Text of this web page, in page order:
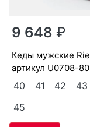
9 648₽
ке­ды мужс­кие Ri­eker
артикул U0708-80
40 41 42 43
45